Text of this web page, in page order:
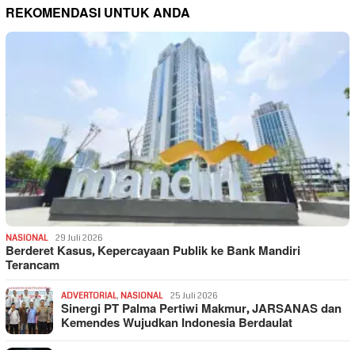
REKOMENDASI UNTUK ANDA
NASIONAL 29 Juli 2026
Berderet Kasus, Kepercayaan Publik ke Bank Mandiri
Terancam
ADVERTORIAL, NASIONAL 25 Juli 2026
Sinergi PT Palma Pertiwi Makmur, JARSANAS dan
Kemendes Wujudkan Indonesia Berdaulat